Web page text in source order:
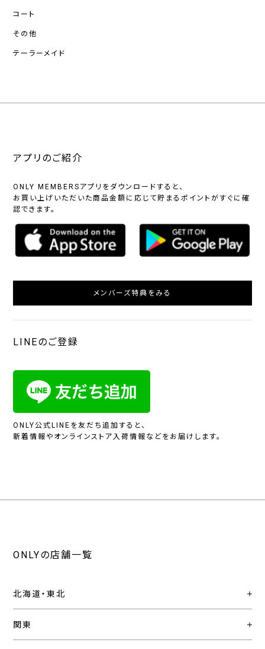
コート
その他
テーラーメイド
アプリのご紹介
ONLY MEMBERSアプリをダウンロードすると、
お買い上げいただいた商品金額に応じて貯まるポイントがすぐに確
認できます。
メンバーズ特典をみる
LINEのご登録
ONLY公式LINEを友だち追加すると、
新着情報やオンラインストア入荷情報などをお届けします。
ONLYの店舗一覧
北海道・東北
関東